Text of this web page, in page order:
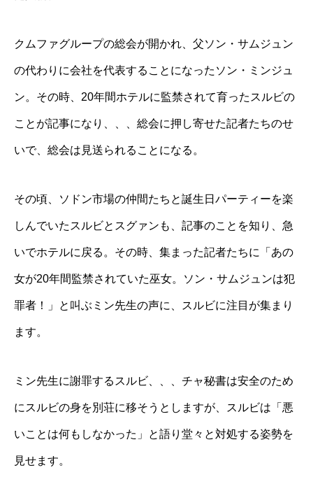
クムファグループの総会が開かれ、父ソン・サムジュン
の代わりに会社を代表することになったソン・ミンジュ
ン。その時、20年間ホテルに監禁されて育ったスルビの
ことが記事になり、、、総会に押し寄せた記者たちのせ
いで、総会は見送られることになる。
その頃、ソドン市場の仲間たちと誕生日パーティーを楽
しんでいたスルビとスグァンも、記事のことを知り、急
いでホテルに戻る。その時、集まった記者たちに「あの
女が20年間監禁されていた巫女。ソン・サムジュンは犯
罪者！」と叫ぶミン先生の声に、スルビに注目が集まり
ます。
ミン先生に謝罪するスルビ、、、チャ秘書は安全のため
にスルビの身を別荘に移そうとしますが、スルビは「悪
いことは何もしなかった」と語り堂々と対処する姿勢を
見せます。